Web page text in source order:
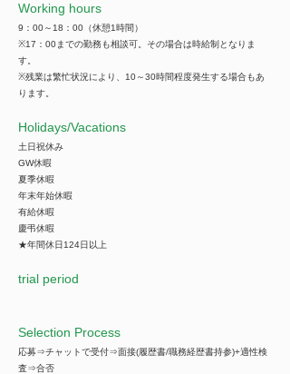
Working hours
9：00～18：00（休憩1時間）
※17：00までの勤務も相談可。その場合は時給制となりま
す。
※残業は繁忙状況により、10～30時間程度発生する場合もあ
ります。
​Holidays/Vacations
土日祝休み
GW休暇
夏季休暇
年末年始休暇
有給休暇
慶弔休暇
★年間休日124日以上
trial period
Selection Process
応募⇒チャットで受付⇒面接(履歴書/職務経歴書持参)+適性検
査⇒合否